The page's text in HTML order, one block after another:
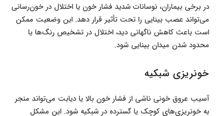
در برخی بیماران، نوسانات شدید فشار خون یا اختلال در خون‌رسانی
می‌تواند عصب بینایی را تحت تأثیر قرار دهد. این وضعیت ممکن
است باعث کاهش ناگهانی دید، اختلال در تشخیص رنگ‌ها یا
محدود شدن میدان بینایی شود.
خونریزی شبکیه
آسیب عروق خونی ناشی از فشار خون بالا یا دیابت می‌تواند منجر
به خونریزی‌های کوچک یا گسترده در شبکیه شود. این مشکل